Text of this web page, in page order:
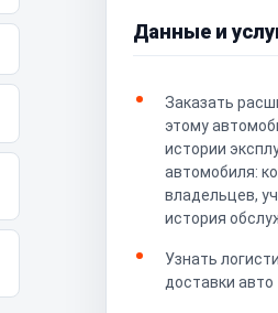
Данные и
Заказать
этому
истории
автомобиля:
владельцев,
история
Узнать
доставки авто